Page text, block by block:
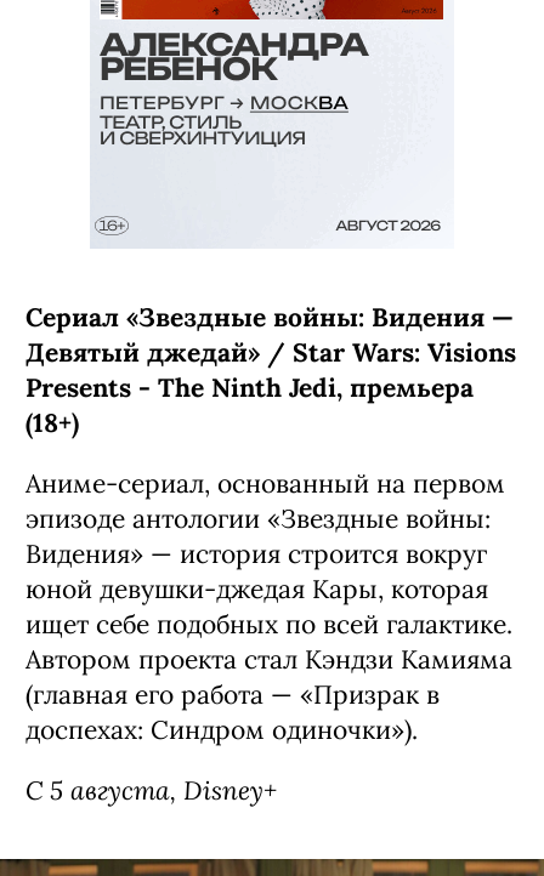
Сериал «Звездные войны: Видения —
Девятый джедай» / Star Wars: Visions
Presents - The Ninth Jedi, премьера
(18+)
Аниме-сериал, основанный на первом
эпизоде антологии «Звездные войны:
Видения» — история строится вокруг
юной девушки-джедая Кары, которая
ищет себе подобных по всей галактике.
Автором проекта стал Кэндзи Камияма
(главная его работа — «Призрак в
доспехах: Синдром одиночки»).
С 5 августа, Disney+